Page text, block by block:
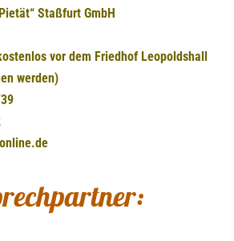
Staßfurt GmbH
vor dem Friedhof Leopoldshall
werden)